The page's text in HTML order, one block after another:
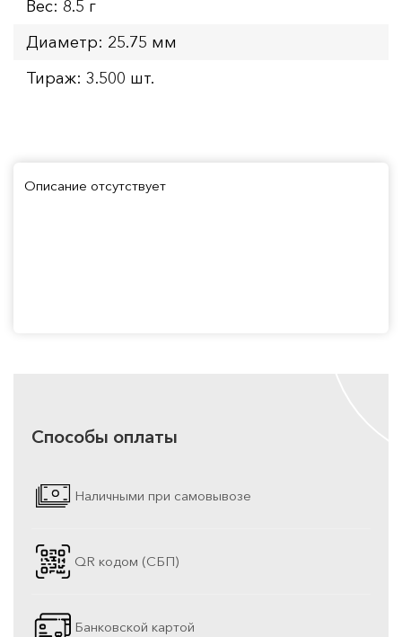
Вес: 8.5 г
Диаметр: 25.75 мм
Тираж: 3.500 шт.
Описание отсутствует
Способы оплаты
Наличными при самовывозе
QR кодом (СБП)
Банковской картой